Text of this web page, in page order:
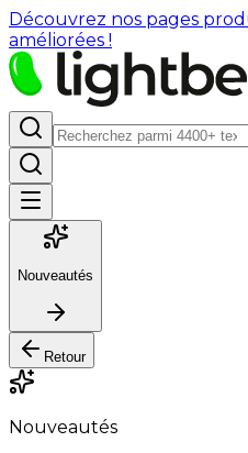
Découvrez nos pages
améliorées !
Nouveautés
Retour
Nouveautés